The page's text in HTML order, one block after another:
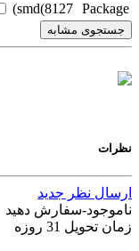
Package
smd(8127)
جستجوی مشابه
نظرات
ارسال نظر جدید
ناموجود-سفارش دهید
زمان تحویل 31 روزه